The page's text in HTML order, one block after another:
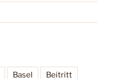
Basel Beitritt